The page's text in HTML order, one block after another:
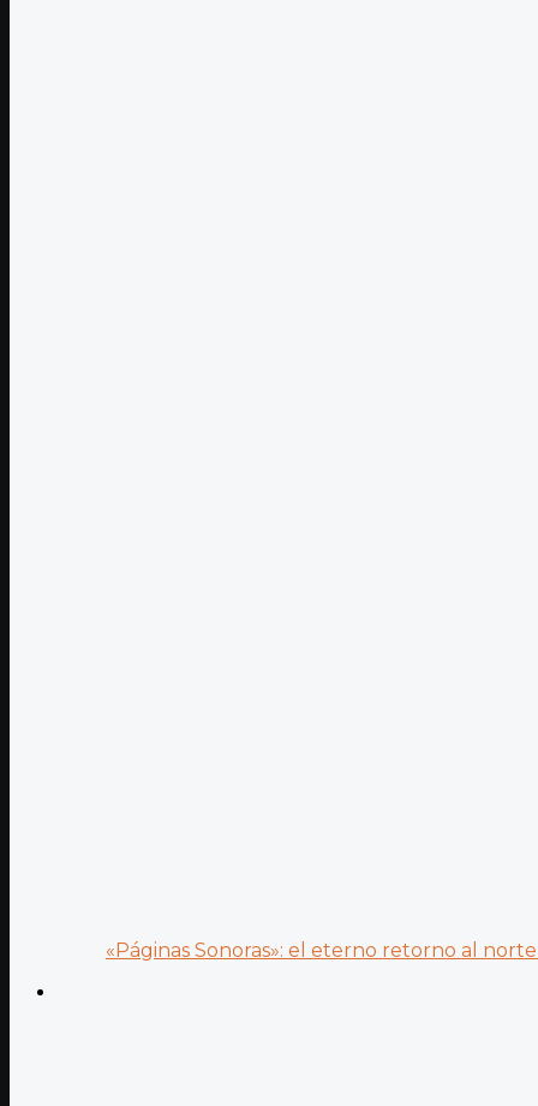
«Páginas Sonoras»: el eterno retorno al norte